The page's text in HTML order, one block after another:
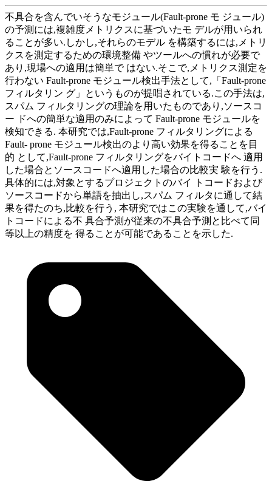
不具合を含んでいそうなモジュール(Fault-prone モ ジュール)
の予測には,複雑度メトリクスに基づいたモ デルが用いられ
ることが多い.しかし,それらのモデル を構築するには,メトリ
クスを測定するための環境整備 やツールへの慣れが必要で
あり,現場への適用は簡単で はない.そこで,メトリクス測定を
行わない Fault-prone モジュール検出手法として,「Fault-prone
フィルタリン グ」というものが提唱されている.この手法は,
スパム フィルタリングの理論を用いたものであり,ソースコ
ー ドへの簡単な適用のみによって Fault-prone モジュールを
検知できる. 本研究では,Fault-prone フィルタリングによる
Fault- prone モジュール検出のより高い効果を得ることを目
的 として,Fault-prone フィルタリングをバイトコードへ 適用
した場合とソースコードへ適用した場合の比較実 験を行う.
具体的には,対象とするプロジェクトのバイ トコードおよび
ソースコードから単語を抽出し,スパム フィルタに通して結
果を得たのち,比較を行う, 本研究ではこの実験を通して,バイ
トコードによる不 具合予測が従来の不具合予測と比べて同
等以上の精度を 得ることが可能であることを示した.